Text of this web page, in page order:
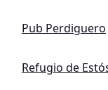
Pub Perdiguero
Refugio de